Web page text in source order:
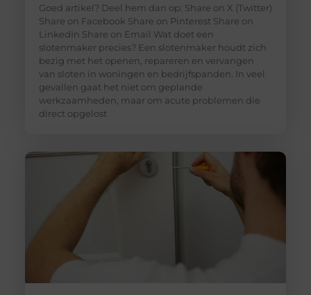
Goed artikel? Deel hem dan op: Share on X (Twitter)
Share on Facebook Share on Pinterest Share on
LinkedIn Share on Email Wat doet een
slotenmaker precies? Een slotenmaker houdt zich
bezig met het openen, repareren en vervangen
van sloten in woningen en bedrijfspanden. In veel
gevallen gaat het niet om geplande
werkzaamheden, maar om acute problemen die
direct opgelost